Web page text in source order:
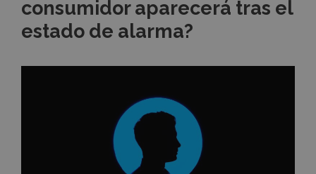
aparecerá
tras
consumidor aparecerá tras el
estado de alarma?